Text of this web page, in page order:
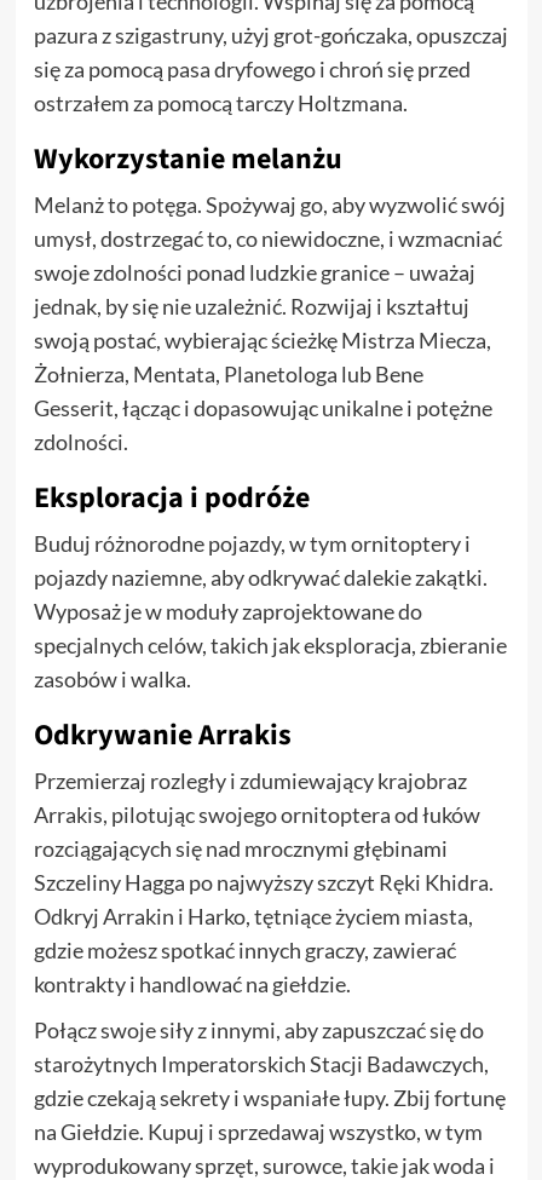
pazura z szigastruny, użyj grot-gończaka, opuszczaj
się za pomocą pasa dryfowego i chroń się przed
ostrzałem za pomocą tarczy Holtzmana.
Wykorzystanie melanżu
Melanż to potęga. Spożywaj go, aby wyzwolić swój
umysł, dostrzegać to, co niewidoczne, i wzmacniać
swoje zdolności ponad ludzkie granice – uważaj
jednak, by się nie uzależnić. Rozwijaj i kształtuj
swoją postać, wybierając ścieżkę Mistrza Miecza,
Żołnierza, Mentata, Planetologa lub Bene
Gesserit, łącząc i dopasowując unikalne i potężne
zdolności.
Eksploracja i podróże
Buduj różnorodne pojazdy, w tym ornitoptery i
pojazdy naziemne, aby odkrywać dalekie zakątki.
Wyposaż je w moduły zaprojektowane do
specjalnych celów, takich jak eksploracja, zbieranie
zasobów i walka.
Odkrywanie Arrakis
Przemierzaj rozległy i zdumiewający krajobraz
Arrakis, pilotując swojego ornitoptera od łuków
rozciągających się nad mrocznymi głębinami
Szczeliny Hagga po najwyższy szczyt Ręki Khidra.
Odkryj Arrakin i Harko, tętniące życiem miasta,
gdzie możesz spotkać innych graczy, zawierać
kontrakty i handlować na giełdzie.
Połącz swoje siły z innymi, aby zapuszczać się do
starożytnych Imperatorskich Stacji Badawczych,
gdzie czekają sekrety i wspaniałe łupy. Zbij fortunę
na Giełdzie. Kupuj i sprzedawaj wszystko, w tym
wyprodukowany sprzęt, surowce, takie jak woda i